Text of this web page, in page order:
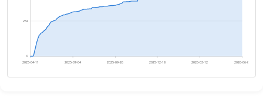
0
254
2025-04-11 2025-07-04 2025-09-26 2025-12-18 2026-03-12 2026-06-04